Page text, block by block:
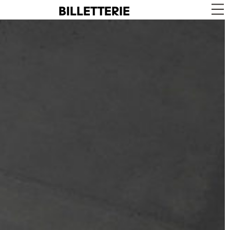
BILLETTERIE